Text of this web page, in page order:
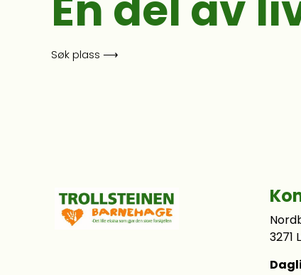
Søk plass ⟶
3271